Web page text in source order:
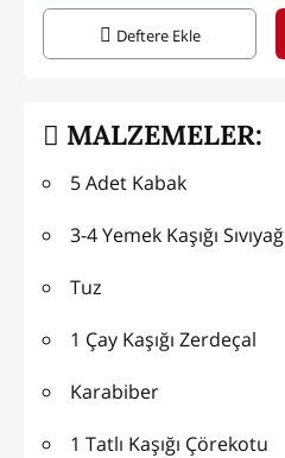
Deftere Ekle
MALZEMELER:
5 Adet Kabak
3-4 Yemek Kaşığı Sıvıyağ
Tuz
1 Çay Kaşığı Zerdeçal
Karabiber
1 Tatlı Kaşığı Çörekotu